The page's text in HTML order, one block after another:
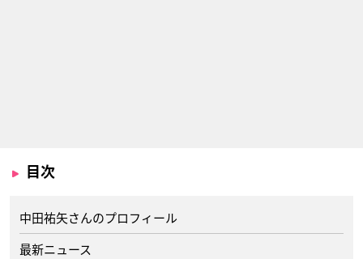
目次
中田祐矢さんのプロフィール
最新ニュース